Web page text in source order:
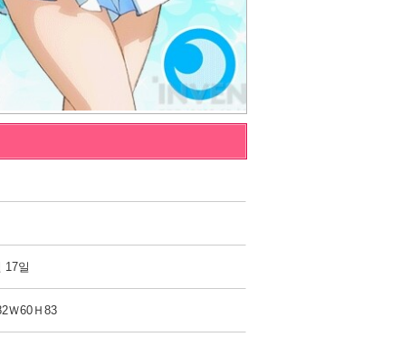
17일
Ｗ60Ｈ83